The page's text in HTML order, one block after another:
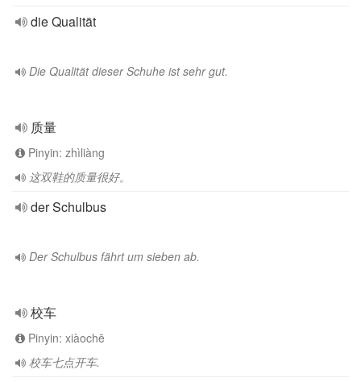
die Qualität
Die Qualität dieser Schuhe ist sehr gut.
质量
Pinyin: zhìliàng
这双鞋的质量很好。
der Schulbus
Der Schulbus fährt um sieben ab.
校车
Pinyin: xiàochē
校车七点开车.